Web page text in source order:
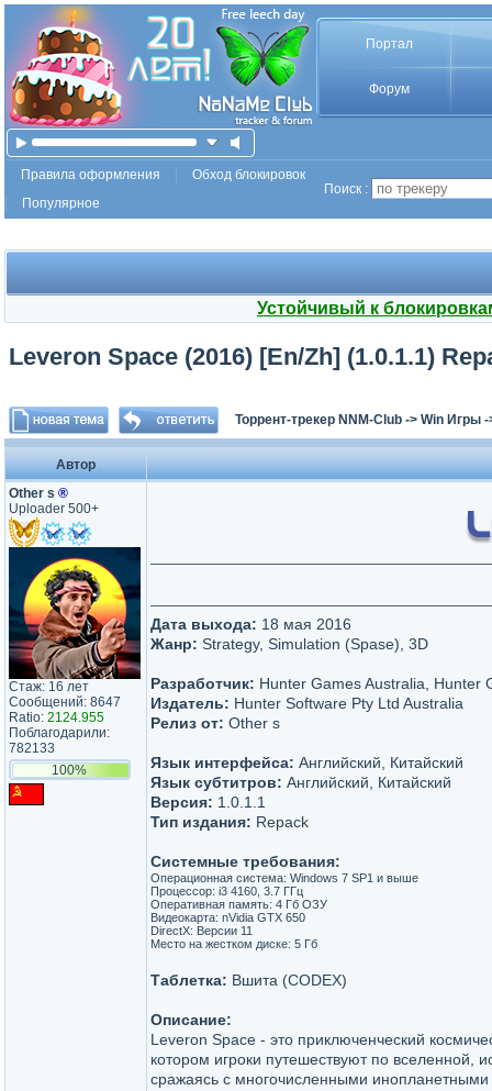
Портал
Форум
Правила оформления
Обход блокировок
Популярное
Поиск :
Устойчивый к
Leveron Space (2016) [En/Zh] (1.0.1.1)
Торрент-трекер NNM-Club -> Win Игры
Автор
Other s ®
Uploader 500+
Стаж: 16 лет
Сообщений: 8647
Ratio: 2124.955
Поблагодарили:
782133
100%
Дата выхода: 18 мая 2016
Жанр: Strategy, Simulation (Spase), 3D
Разработчик: Hunter Games Australia, Hunter
Издатель: Hunter Software Pty Ltd Australia
Релиз от: Other s
Язык интерфейса: Английский, Китайский
Язык субтитров: Английский, Китайский
Версия: 1.0.1.1
Тип издания: Repack
Системные требования:
Операционная система: Windows 7 SP1 и выше
Процессор: i3 4160, 3.7 ГГц
Оперативная память: 4 Гб ОЗУ
Видеокарта: nVidia GTX 650
DirectX: Версии 11
Место на жестком диске: 5 Гб
Таблетка: Вшита (CODEX)
Описание:
Leveron Space - это приключенческий
котором игроки путешествуют по вселенной,
сражаясь с многочисленными инопланетными